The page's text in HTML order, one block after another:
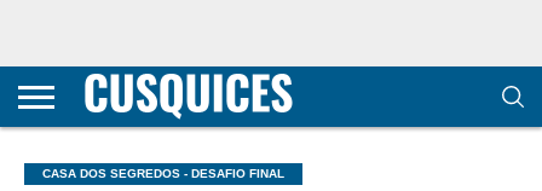
CONTACTOS
HOME
POLÍTICA DE
E COOKIES
SOBRE
TERMOS E
TRANSPARÊNCIA
METODOLOGIA
CASA DOS SEGREDOS - DESAFIO FINAL